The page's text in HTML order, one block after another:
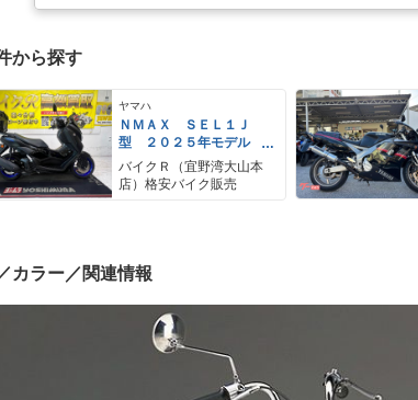
から探す
ヤマハ
ＮＭＡＸ ＳＥＬ１Ｊ
型 ２０２５年モデル
ＡＢＳ キーレス リア
キャリア リアＢＯＸ
バイクＲ（宜野湾大山本
店）格安バイク販売
カラー／関連情報